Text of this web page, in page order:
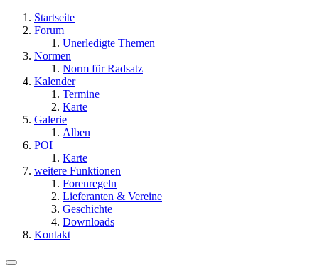
Startseite
Forum
Unerledigte Themen
Normen
Norm für Radsatz
Kalender
Termine
Karte
Galerie
Alben
POI
Karte
weitere Funktionen
Forenregeln
Lieferanten & Vereine
Geschichte
Downloads
Kontakt